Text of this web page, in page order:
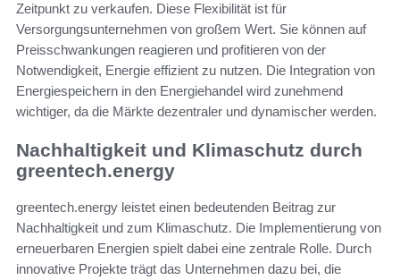
Zeitpunkt zu verkaufen. Diese Flexibilität ist für
Versorgungsunternehmen von großem Wert. Sie können auf
Preisschwankungen reagieren und profitieren von der
Notwendigkeit, Energie effizient zu nutzen. Die Integration von
Energiespeichern in den Energiehandel wird zunehmend
wichtiger, da die Märkte dezentraler und dynamischer werden.
Nachhaltigkeit und Klimaschutz durch
greentech.energy
greentech.energy leistet einen bedeutenden Beitrag zur
Nachhaltigkeit und zum Klimaschutz. Die Implementierung von
erneuerbaren Energien spielt dabei eine zentrale Rolle. Durch
innovative Projekte trägt das Unternehmen dazu bei, die